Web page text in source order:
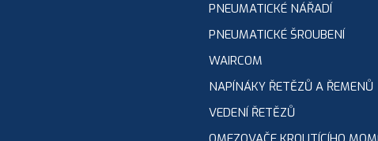
PNEUMATICKÉ NÁŘADÍ
PNEUMATICKÉ ŠROUBENÍ
WAIRCOM
NAPÍNÁKY ŘETĚZŮ A ŘEMENŮ
VEDENÍ ŘETĚZŮ